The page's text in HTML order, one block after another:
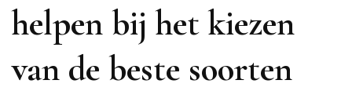
helpen bij het kiezen
van de beste soorten